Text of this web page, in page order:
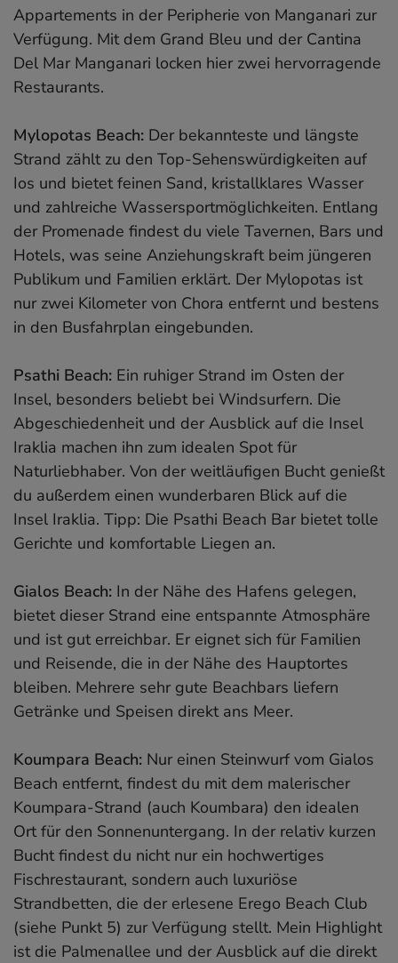
Appartements in der Peripherie von Manganari zur
Verfügung. Mit dem Grand Bleu und der Cantina
Del Mar Manganari locken hier zwei hervorragende
Restaurants.
Mylopotas Beach: Der bekannteste und längste
Strand zählt zu den Top-Sehenswürdigkeiten auf
Ios und bietet feinen Sand, kristallklares Wasser
und zahlreiche Wassersportmöglichkeiten. Entlang
der Promenade findest du viele Tavernen, Bars und
Hotels, was seine Anziehungskraft beim jüngeren
Publikum und Familien erklärt. Der Mylopotas ist
nur zwei Kilometer von Chora entfernt und bestens
in den Busfahrplan eingebunden.
Psathi Beach: Ein ruhiger Strand im Osten der
Insel, besonders beliebt bei Windsurfern. Die
Abgeschiedenheit und der Ausblick auf die Insel
Iraklia machen ihn zum idealen Spot für
Naturliebhaber. Von der weitläufigen Bucht genießt
du außerdem einen wunderbaren Blick auf die
Insel Iraklia. Tipp: Die Psathi Beach Bar bietet tolle
Gerichte und komfortable Liegen an.
Gialos Beach: In der Nähe des Hafens gelegen,
bietet dieser Strand eine entspannte Atmosphäre
und ist gut erreichbar. Er eignet sich für Familien
und Reisende, die in der Nähe des Hauptortes
bleiben. Mehrere sehr gute Beachbars liefern
Getränke und Speisen direkt ans Meer.
Koumpara Beach: Nur einen Steinwurf vom Gialos
Beach entfernt, findest du mit dem malerischer
Koumpara-Strand (auch Koumbara) den idealen
Ort für den Sonnenuntergang. In der relativ kurzen
Bucht findest du nicht nur ein hochwertiges
Fischrestaurant, sondern auch luxuriöse
Strandbetten, die der erlesene Erego Beach Club
(siehe Punkt 5) zur Verfügung stellt. Mein Highlight
ist die Palmenallee und der Ausblick auf die direkt